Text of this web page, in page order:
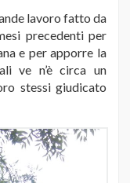
lavoro fatto da
precedenti per
e per apporre la
ve n’è circa un
stessi giudicato